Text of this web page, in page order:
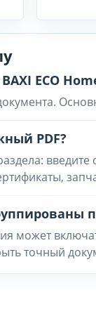
ECO
PDF?
может
точный